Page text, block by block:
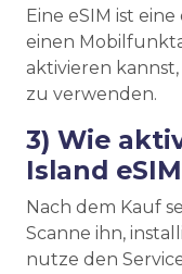
Eine eSIM ist
einen
aktivieren kannst,
zu verwenden.
3) Wie
Island
Nach dem Kauf
Scanne ihn,
nutze den